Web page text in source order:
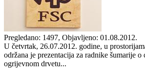
Pregledano: 1497, Objavljeno: 01.08.2012.
U četvrtak, 26.07.2012. godine, u
održana je prezentacija za radnike šumarije o
ogrijevnom drvetu...